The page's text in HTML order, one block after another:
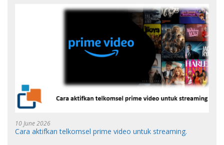
10 June 2026
Cara aktifkan telkomsel prime video untuk streaming.